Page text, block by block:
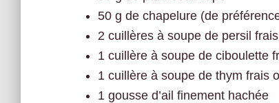
50 g de chapelure (de
2 cuillères à soupe de persil
1 cuillère à soupe de ciboulette
1 cuillère à soupe de thym frais
1 gousse d’ail finement hachée